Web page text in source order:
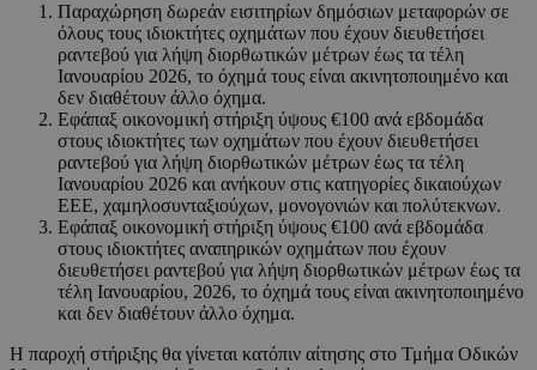
Παραχώρηση δωρεάν εισιτηρίων δημόσιων μεταφορών σε
όλους τους ιδιοκτήτες οχημάτων που έχουν διευθετήσει
ραντεβού για λήψη διορθωτικών μέτρων έως τα τέλη
Ιανουαρίου 2026, το όχημά τους είναι ακινητοποιημένο και
δεν διαθέτουν άλλο όχημα.
Εφάπαξ οικονομική στήριξη ύψους €100 ανά εβδομάδα
στους ιδιοκτήτες των οχημάτων που έχουν διευθετήσει
ραντεβού για λήψη διορθωτικών μέτρων έως τα τέλη
Ιανουαρίου 2026 και ανήκουν στις κατηγορίες δικαιούχων
ΕΕΕ, χαμηλοσυνταξιούχων, μονογονιών και πολύτεκνων.
Εφάπαξ οικονομική στήριξη ύψους €100 ανά εβδομάδα
στους ιδιοκτήτες αναπηρικών οχημάτων που έχουν
διευθετήσει ραντεβού για λήψη διορθωτικών μέτρων έως τα
τέλη Ιανουαρίου, 2026, το όχημά τους είναι ακινητοποιημένο
και δεν διαθέτουν άλλο όχημα.
Η παροχή στήριξης θα γίνεται κατόπιν αίτησης στο Τμήμα Οδικών